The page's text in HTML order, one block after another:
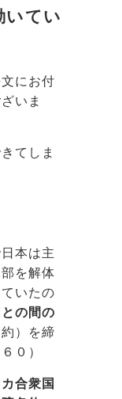
いてい
にお付
いま
てしま
本は主
を解体
いたの
の間の
約）を締
０）
合衆国